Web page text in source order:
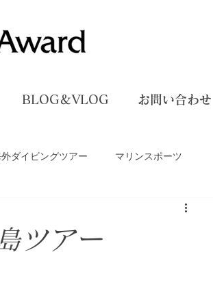
BLOG＆VLOG お問い合わせ
ダイビングツアー マリンスポーツ
ツアー